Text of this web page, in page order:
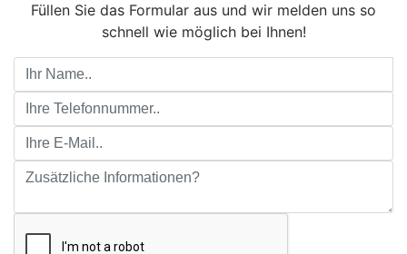
Füllen Sie das Formular aus und wir melden uns so
schnell wie möglich bei Ihnen!